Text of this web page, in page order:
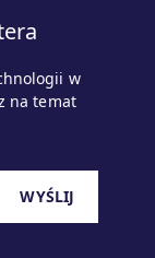
w
na temat